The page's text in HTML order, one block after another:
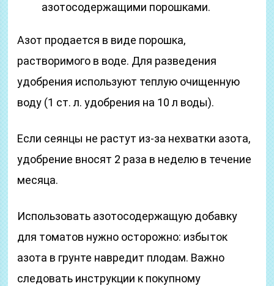
азотосодержащими порошками.
Азот продается в виде порошка,
растворимого в воде. Для разведения
удобрения используют теплую очищенную
воду (1 ст. л. удобрения на 10 л воды).
Если сеянцы не растут из-за нехватки азота,
удобрение вносят 2 раза в неделю в течение
месяца.
Использовать азотосодержащую добавку
для томатов нужно осторожно: избыток
азота в грунте навредит плодам. Важно
следовать инструкции к покупному